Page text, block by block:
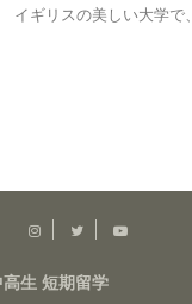
ギリスの美しい大学
高生 短期留学